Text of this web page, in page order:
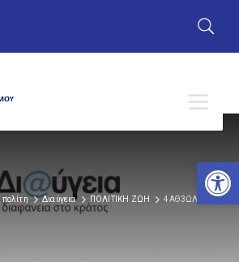
Διαύγεια ΠΟΛΙΤΙΚΗ ΖΩΗ 4ΑΘ3ΩΛΒ-Κ